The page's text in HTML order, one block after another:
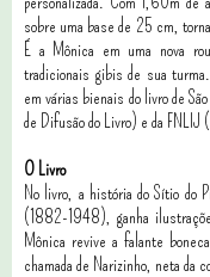
sobre uma base de 25 cm,
É a Mônica em uma nova
tradicionais gibis de sua
em várias bienais do livro de
de Difusão do Livro) e da
O Livro
No livro, a história do Sítio do
(1882-1948), ganha
Mônica revive a falante
chamada de Narizinho, neta da